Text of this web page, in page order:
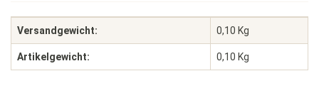
Versandgewicht: 0,10 Kg
Artikelgewicht: 0,10 Kg